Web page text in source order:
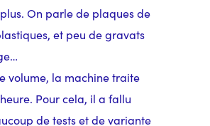
On parle de plaques de
et peu de gravats
volume, la machine traite
Pour cela, il a fallu
de tests et de variante